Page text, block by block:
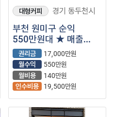
대형커피 경기 동두천시
부천 원미구 순익
550만원대 ★ 매출
안정적인 컴포즈커피
양도양수합니다.
권리금
17,000만원
월수익
550만원
월비용
140만원
인수비용
19,500만원